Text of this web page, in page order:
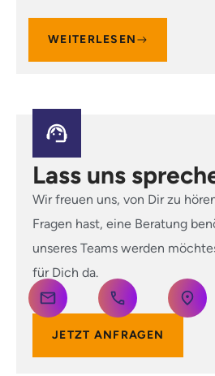
WEITERLESEN
Lass uns
Wir freuen uns, von Dir zu
Fragen hast, eine Beratung
unseres Teams werden
für Dich da.
JETZT ANFRAGEN